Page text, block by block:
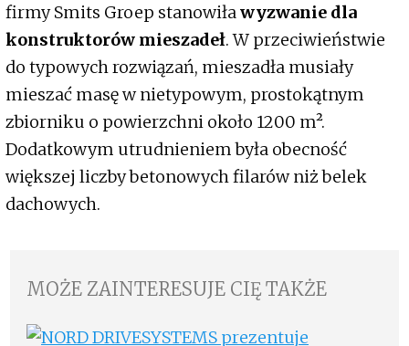
firmy Smits Groep stanowiławyzwanie dla
konstruktorów mieszadeł. W przeciwieństwie
do typowych rozwiązań, mieszadła musiały
mieszać masę w nietypowym, prostokątnym
zbiorniku o powierzchni około 1200 m².
Dodatkowym utrudnieniem była obecność
większej liczby betonowych filarów niż belek
dachowych.
MOŻE ZAINTERESUJE CIĘ TAKŻE